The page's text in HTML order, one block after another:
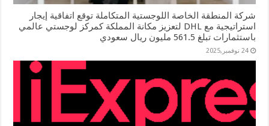
شركة المنطقة الخاصة اللوجستية المتكاملة توقع اتفاقية إيجار
استراتيجية مع DHL لتعزيز مكانة المملكة كمركز لوجستي عالمي
باستثمارات تبلغ 561.5 مليون ريال سعودي
24 نوفمبر,2025